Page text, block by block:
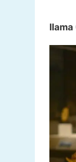
Ilama